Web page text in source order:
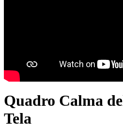
Quadro Calma
Tela